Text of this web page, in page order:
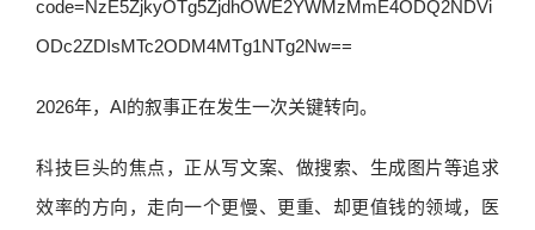
2026年，AI的叙事正在发生一次关键转向。
科技巨头的焦点，正从写文案、做搜索、生成图片等追求
效率的方向，走向一个更慢、更重、却更值钱的领域，医